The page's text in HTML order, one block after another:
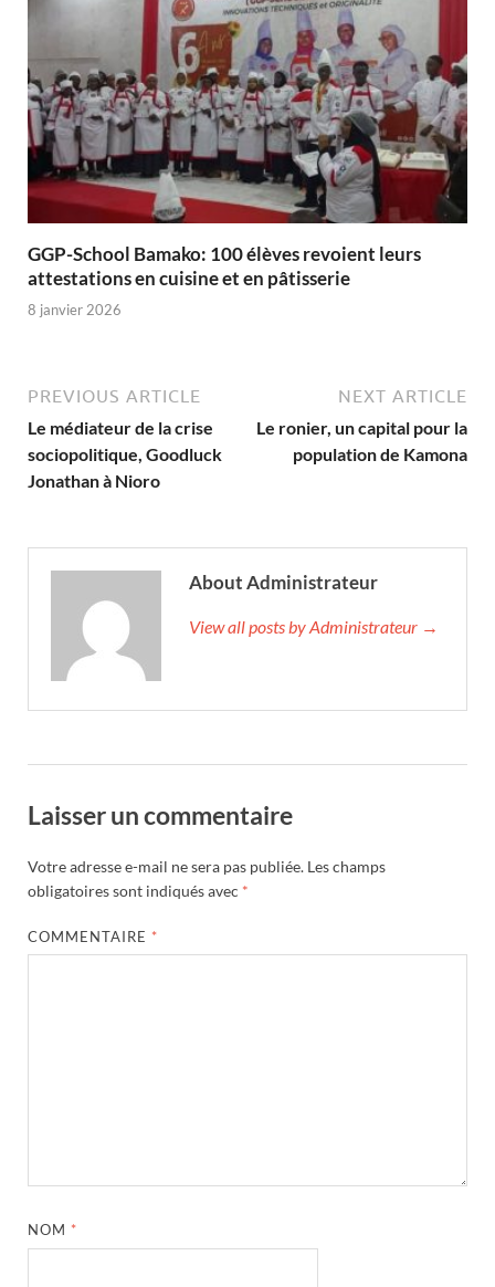
GGP-School Bamako: 100 élèves revoient leurs
attestations en cuisine et en pâtisserie
8 janvier 2026
PREVIOUS ARTICLE
Le médiateur de la crise
sociopolitique, Goodluck
Jonathan à Nioro
NEXT ARTICLE
Le ronier, un capital pour la
population de Kamona
About Administrateur
View all posts by Administrateur →
Laisser un commentaire
Votre adresse e-mail ne sera pas publiée. Les champs
obligatoires sont indiqués avec *
COMMENTAIRE *
NOM *